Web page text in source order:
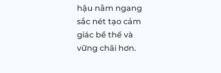
hậu nằm ngang
sắc nét tạo cảm
giác bề thế và
vững chãi hơn.